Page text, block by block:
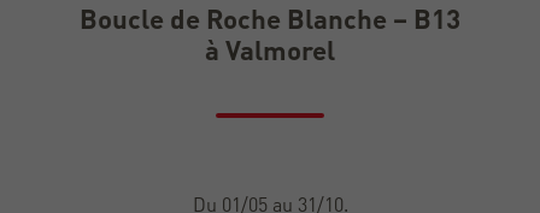
Boucle de Roche Blanche – B13
à Valmorel
Du 01/05 au 31/10.